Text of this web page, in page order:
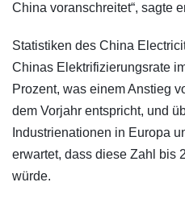
China voranschreitet“, sagte
Statistiken des China
Chinas Elektrifizierungsrate
Prozent, was einem Anstieg
dem Vorjahr entspricht, und
Industrienationen in Europa
erwartet, dass diese Zahl bis
würde.